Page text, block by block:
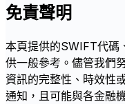
免責聲明
本頁提供的SWIFT代碼
供一般參考。儘管我們
資訊的完整性、時效性
通知，且可能與各金融